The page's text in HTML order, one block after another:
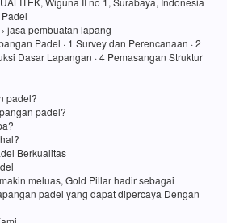
jasa pembuatan lapang
Padel · 1 Survey dan Perencanaan · 2
Dasar Lapangan · 4 Pemasangan Struktur
padel?
padel?
Berkualitas
meluas, Gold Pillar hadir sebagai
padel yang dapat dipercaya Dengan